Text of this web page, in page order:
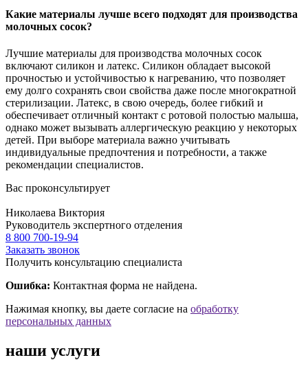
Какие материалы лучше всего подходят для производства
молочных сосок?
Лучшие материалы для производства молочных сосок
включают силикон и латекс. Силикон обладает высокой
прочностью и устойчивостью к нагреванию, что позволяет
ему долго сохранять свои свойства даже после многократной
стерилизации. Латекс, в свою очередь, более гибкий и
обеспечивает отличный контакт с ротовой полостью малыша,
однако может вызывать аллергическую реакцию у некоторых
детей. При выборе материала важно учитывать
индивидуальные предпочтения и потребности, а также
рекомендации специалистов.
Вас проконсультирует
Николаева Виктория
Руководитель экспертного отделения
8 800 700-19-94
Заказать звонок
Получить консультацию специалиста
Ошибка: Контактная форма не найдена.
Нажимая кнопку, вы даете согласие на обработку
персональных данных
наши услуги